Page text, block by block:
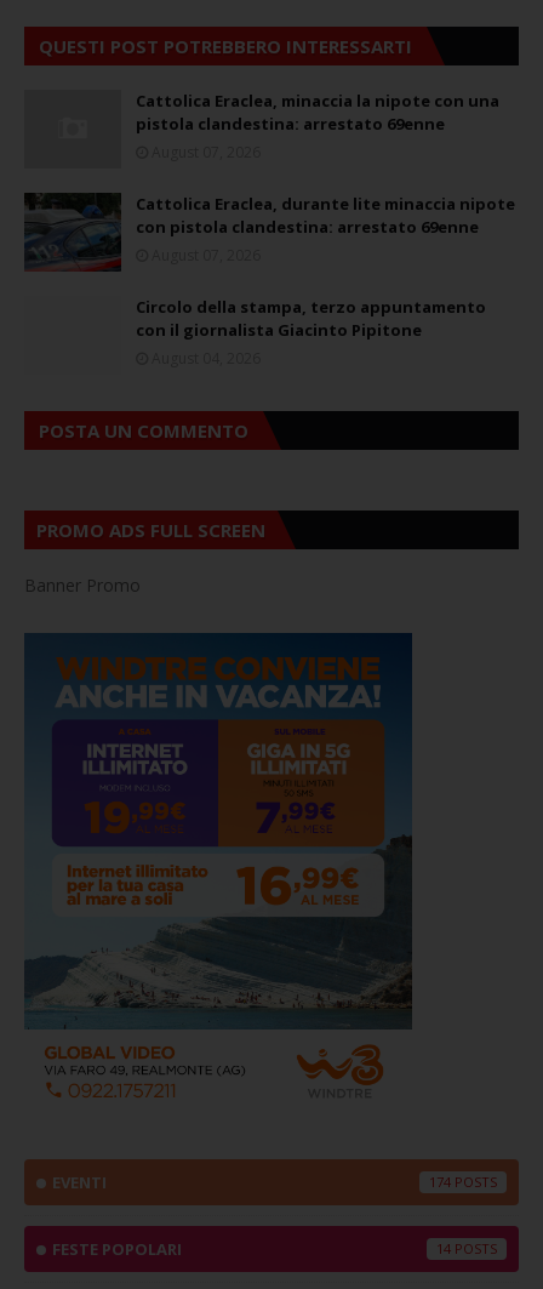
QUESTI POST POTREBBERO INTERESSARTI
Cattolica Eraclea, minaccia la nipote con una
pistola clandestina: arrestato 69enne
Cattolica Eraclea, durante lite minaccia nipote
con pistola clandestina: arrestato 69enne
Circolo della stampa, terzo appuntamento
con il giornalista Giacinto Pipitone
POSTA UN COMMENTO
PROMO ADS FULL SCREEN
Banner Promo
EVENTI 174
FESTE POPOLARI 14